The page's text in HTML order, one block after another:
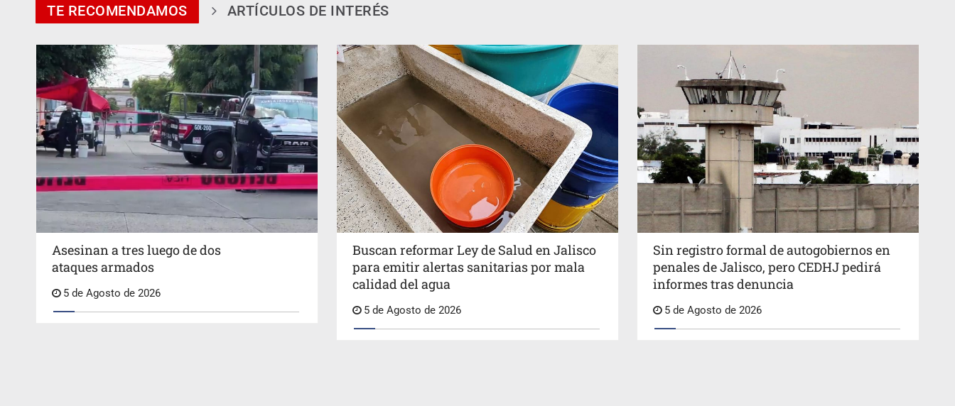
TE RECOMENDAMOS ARTÍCULOS DE INTERÉS
Asesinan a tres luego de dos
ataques armados
5 de Agosto de 2026
Buscan reformar Ley de Salud en Jalisco
para emitir alertas sanitarias por mala
calidad del agua
5 de Agosto de 2026
Sin registro formal de autogobiernos en
penales de Jalisco, pero CEDHJ pedirá
informes tras denuncia
5 de Agosto de 2026